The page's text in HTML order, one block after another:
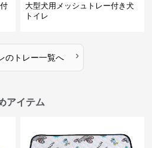
大型犬用メッシュトレー付き犬
トイレ
のトレー一覧へ ›
アイテム